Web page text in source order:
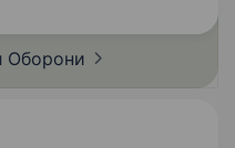
Оборони